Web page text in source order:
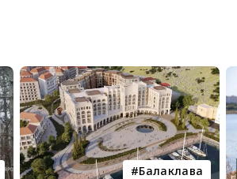
Балаклава